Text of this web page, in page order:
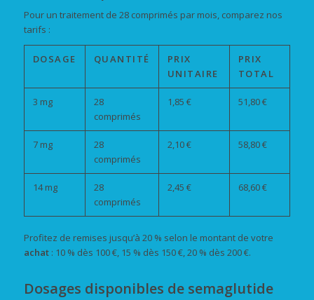
Pour un traitement de 28 comprimés par mois, comparez nos
tarifs :
DOSAGE QUANTITÉ
PRIX
UNITAIRE
PRIX
TOTAL
3 mg
28
comprimés
1,85 € 51,80 €
7 mg
28
comprimés
2,10 € 58,80 €
14 mg
28
comprimés
2,45 € 68,60 €
Profitez de remises jusqu’à 20 % selon le montant de votre
achat: 10 % dès 100 €, 15 % dès 150 €, 20 % dès 200 €.
Dosages disponibles de semaglutide